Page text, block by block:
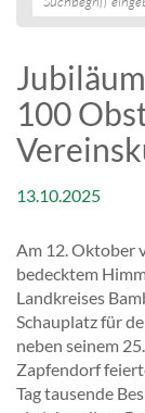
100
13.10.2025
Am 12. Oktober
bedecktem
Landkreises
Schauplatz für
neben seinem
Zapfendorf
Tag tausende